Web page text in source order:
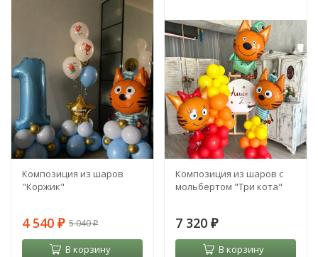
-10%
Композиция из шаров
"Коржик"
4 540 ₽ 5 040₽
В корзину
Композиция из шаров с
мольбертом "Три кота"
7 320 ₽
В корзину